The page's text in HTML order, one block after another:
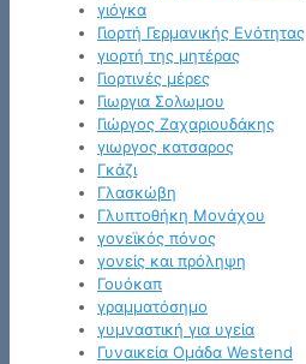
γιόγκα
Γιορτή Γερμανικής Ενότητας
γιορτή της μητέρας
Γιορτινές μέρες
Γιωργια Σολωμου
Γιώργος Ζαχαριουδάκης
γιωργος κατσαρος
Γκάζι
Γλασκώβη
Γλυπτοθήκη Μονάχου
γονεϊκός πόνος
γονείς και πρόληψη
Γουόκαπ
γραμματόσημο
γυμναστική για υγεία
Γυναικεία Ομάδα Westend